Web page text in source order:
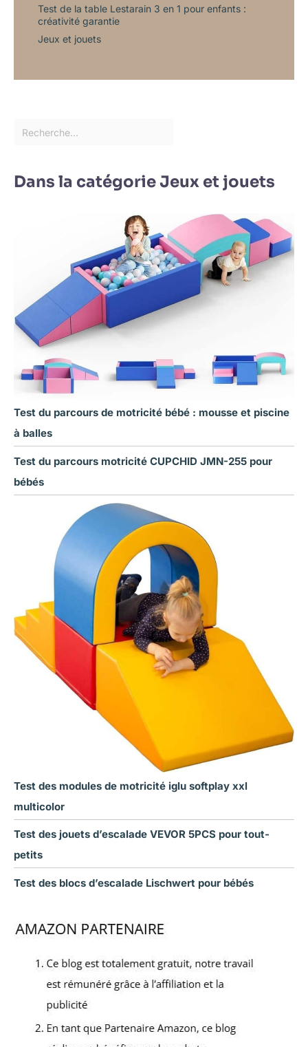
Test de la table Lestarain 3 en 1 pour enfants :
créativité garantie
Jeux et jouets
Dans la catégorie Jeux et jouets
Test du parcours de motricité bébé : mousse et piscine
à balles
Test du parcours motricité CUPCHID JMN-255 pour
bébés
Test des modules de motricité iglu softplay xxl
multicolor
Test des jouets d’escalade VEVOR 5PCS pour tout-
petits
Test des blocs d’escalade Lischwert pour bébés